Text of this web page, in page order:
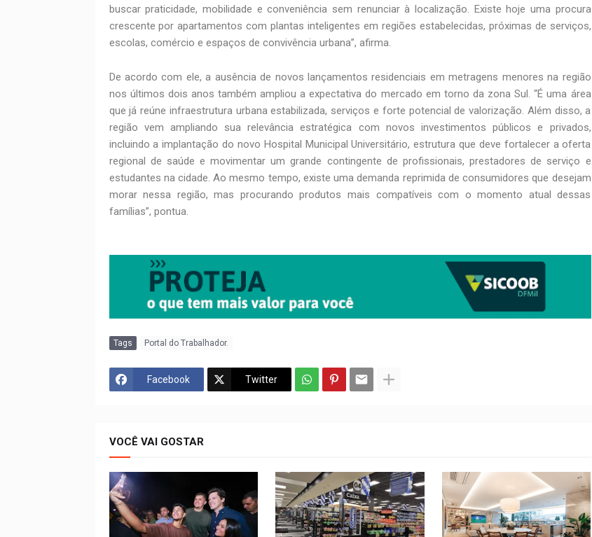
buscar praticidade, mobilidade e conveniência sem renunciar à localização. Existe hoje uma procura
crescente por apartamentos com plantas inteligentes em regiões estabelecidas, próximas de serviços,
escolas, comércio e espaços de convivência urbana”, afirma.
De acordo com ele, a ausência de novos lançamentos residenciais em metragens menores na região
nos últimos dois anos também ampliou a expectativa do mercado em torno da zona Sul. “É uma área
que já reúne infraestrutura urbana estabilizada, serviços e forte potencial de valorização. Além disso, a
região vem ampliando sua relevância estratégica com novos investimentos públicos e privados,
incluindo a implantação do novo Hospital Municipal Universitário, estrutura que deve fortalecer a oferta
regional de saúde e movimentar um grande contingente de profissionais, prestadores de serviço e
estudantes na cidade. Ao mesmo tempo, existe uma demanda reprimida de consumidores que desejam
morar nessa região, mas procurando produtos mais compatíveis com o momento atual dessas
famílias”, pontua.
Tags Portal do Trabalhador.
Facebook Twitter
VOCÊ VAI GOSTAR